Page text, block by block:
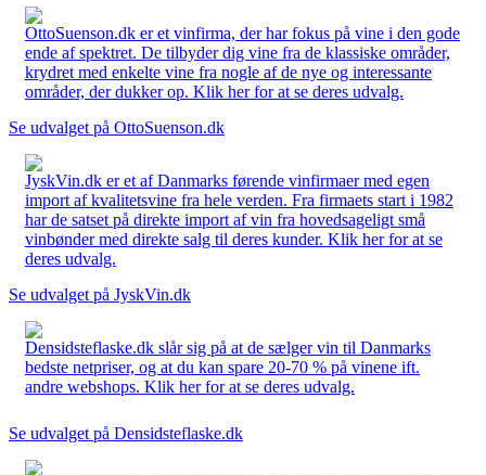
OttoSuenson.dk er et vinfirma, der har fokus på vine i den gode
ende af spektret. De tilbyder dig vine fra de klassiske områder,
krydret med enkelte vine fra nogle af de nye og interessante
områder, der dukker op. Klik her for at se deres udvalg.
Se udvalget på OttoSuenson.dk
JyskVin.dk er et af Danmarks førende vinfirmaer med egen
import af kvalitetsvine fra hele verden. Fra firmaets start i 1982
har de satset på direkte import af vin fra hovedsageligt små
vinbønder med direkte salg til deres kunder. Klik her for at se
deres udvalg.
Se udvalget på JyskVin.dk
Densidsteflaske.dk slår sig på at de sælger vin til Danmarks
bedste netpriser, og at du kan spare 20-70 % på vinene ift.
andre webshops. Klik her for at se deres udvalg.
Se udvalget på Densidsteflaske.dk